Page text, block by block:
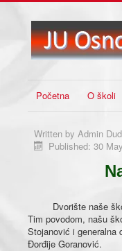
Početna O školi
Written by Admin
Published: 30
Dvorište naše škole
Tim povodom, našu
Stojanović i generalna
Đorđije Goranović.